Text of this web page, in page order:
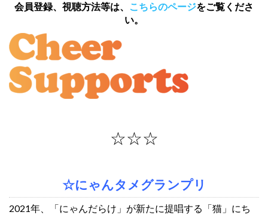
会員登録、視聴方法等は、
こちらのページをご覧くださ
い。
☆☆☆
☆にゃんタメグランプリ
2021年、「にゃんだらけ」が新たに提唱する「猫」にち